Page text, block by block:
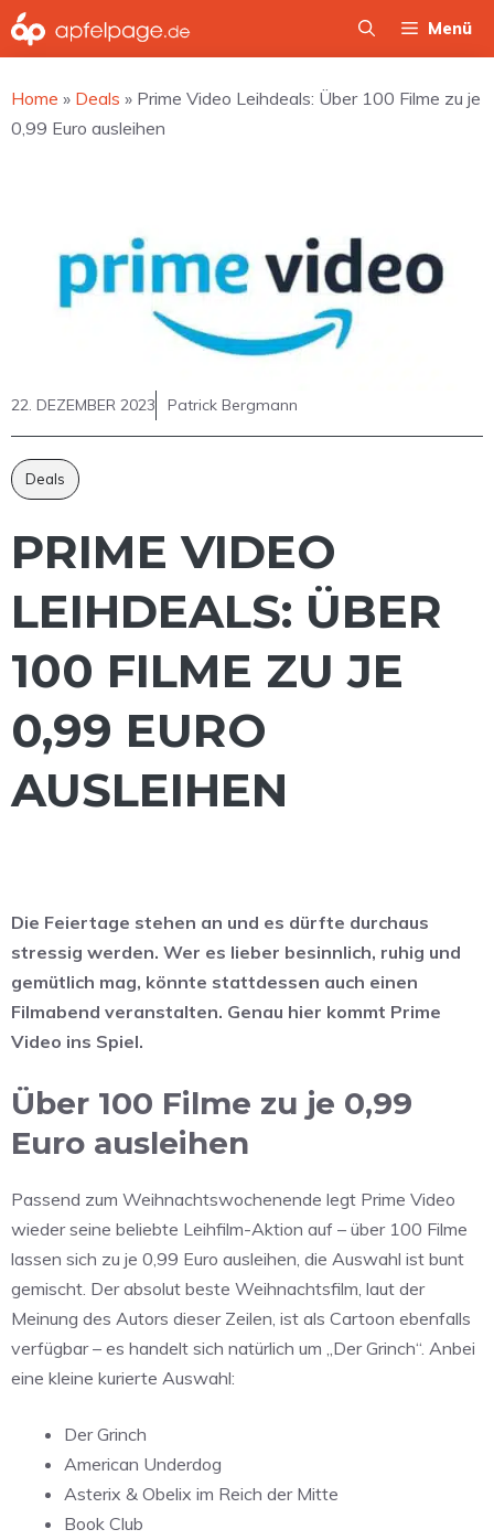
Zum
Inhalt
Menü
Home » Deals » Prime Video Leihdeals: Über 100 Filme zu je
0,99 Euro ausleihen
22. DEZEMBER 2023 Patrick Bergmann
Deals
PRIME VIDEO
LEIHDEALS: ÜBER
100 FILME ZU JE
0,99 EURO
AUSLEIHEN
Die Feiertage stehen an und es dürfte durchaus
stressig werden. Wer es lieber besinnlich, ruhig und
gemütlich mag, könnte stattdessen auch einen
Filmabend veranstalten. Genau hier kommt Prime
Video ins Spiel.
Über 100 Filme zu je 0,99
Euro ausleihen
Passend zum Weihnachtswochenende legt Prime Video
wieder seine beliebte Leihfilm-Aktion auf – über 100 Filme
lassen sich zu je 0,99 Euro ausleihen, die Auswahl ist bunt
gemischt. Der absolut beste Weihnachtsfilm, laut der
Meinung des Autors dieser Zeilen, ist als Cartoon ebenfalls
verfügbar – es handelt sich natürlich um „Der Grinch“. Anbei
eine kleine kurierte Auswahl:
Der Grinch
American Underdog
Asterix & Obelix im Reich der Mitte
Book Club